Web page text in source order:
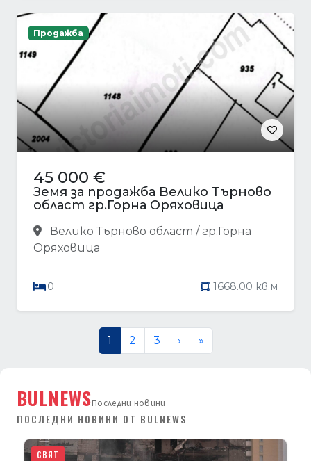
Продажба
45 000 €
Земя за продажба Велико Търново
област гр.Горна Оряховица
Велико Търново област / гр.Горна
Оряховица
0 1668.00 кв.м
1 2 3 › »
BULNEWSПоследни новини
ПОСЛЕДНИ НОВИНИ ОТ BULNEWS
СВЯТ